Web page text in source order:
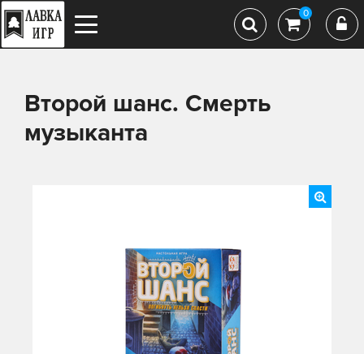
0
Второй шанс. Смерть
музыканта